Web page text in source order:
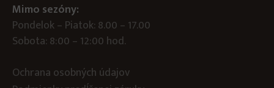
Mimo sezóny:
Pondelok – Piatok: 8.00 – 17.00
Sobota: 8:00 – 12:00 hod.
Ochrana osobných údajov